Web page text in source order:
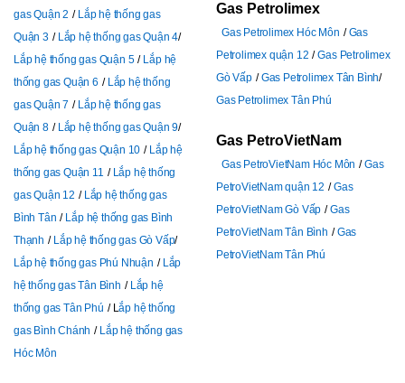
gas Quận 2
Lắp hệ thống gas
Quận 3
Lắp hệ thống gas Quận 4
Lắp hệ thống gas Quận 5
Lắp hệ
thống gas Quận 6
Lắp hệ thống
gas Quận 7
Lắp hệ thống gas
Quận 8
Lắp hệ thống gas Quận 9
Lắp hệ thống gas Quận 10
Lắp hệ
thống gas Quận 11
Lắp hệ thống
gas Quận 12
Lắp hệ thống gas
Bình Tân
Lắp hệ thống gas Bình
Thạnh
Lắp hệ thống gas Gò Vấp
Lắp hệ thống gas Phú Nhuận
Lắp
hệ thống gas Tân Bình
Lắp hệ
thống gas Tân Phú
Lắp hệ thống
gas Bình Chánh
Lắp hệ thống gas
Hóc Môn
Gas Petrolimex
Gas Petrolimex Hóc Môn
Gas
Petrolimex quận 12
Gas Petrolimex
Gò Vấp
Gas Petrolimex Tân Bình
Gas Petrolimex Tân Phú
Gas PetroVietNam
Gas PetroVietNam Hóc Môn
Gas
PetroVietNam quận 12
Gas
PetroVietNam Gò Vấp
Gas
PetroVietNam Tân Bình
Gas
PetroVietNam Tân Phú